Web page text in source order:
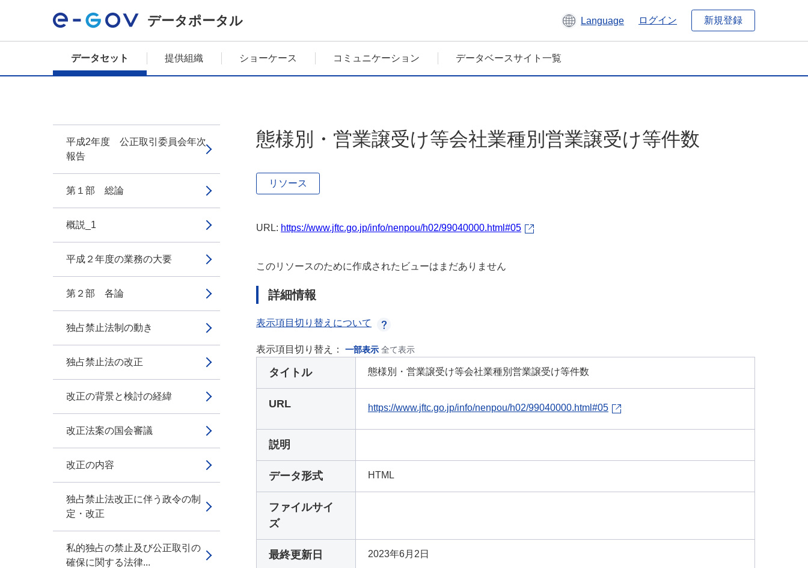
データポータル Language ログイン 新規登録
データセット 提供組織 ショーケース コミュニケーション データベースサイト一覧
平成2年度 公正取引委員会年次
報告
第１部 総論
概説_1
平成２年度の業務の大要
第２部 各論
独占禁止法制の動き
独占禁止法の改正
改正の背景と検討の経緯
改正法案の国会審議
改正の内容
独占禁止法改正に伴う政令の制
定・改正
私的独占の禁止及び公正取引の
確保に関する法律...
態様別・営業譲受け等会社業種別営業譲受け等件数
リソース
URL: https://www.jftc.go.jp/info/nenpou/h02/99040000.html#05
このリソースのために作成されたビューはまだありません
詳細情報
表示項目切り替えについて
表示項目切り替え： 一部表示 全て表示
タイトル 態様別・営業譲受け等会社業種別営業譲受け等件数
URL https://www.jftc.go.jp/info/nenpou/h02/99040000.html#05
説明
データ形式 HTML
ファイルサイ
ズ
最終更新日 2023年6月2日